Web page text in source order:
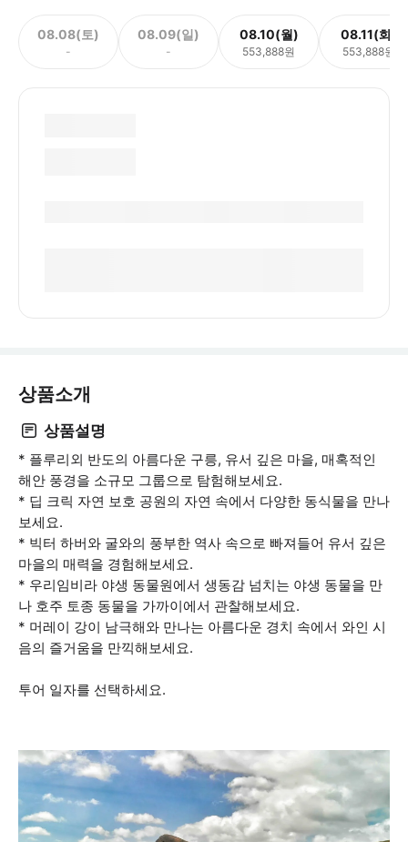
08.08(토)
-
08.09(일)
-
08.10(월)
553,888원
08.11(화)
553,888원
상품소개
상품설명
* 플루리외 반도의 아름다운 구릉, 유서 깊은 마을, 매혹적인
해안 풍경을 소규모 그룹으로 탐험해보세요.
* 딥 크릭 자연 보호 공원의 자연 속에서 다양한 동식물을 만나
보세요.
* 빅터 하버와 굴와의 풍부한 역사 속으로 빠져들어 유서 깊은
마을의 매력을 경험해보세요.
* 우리임비라 야생 동물원에서 생동감 넘치는 야생 동물을 만
나 호주 토종 동물을 가까이에서 관찰해보세요.
* 머레이 강이 남극해와 만나는 아름다운 경치 속에서 와인 시
음의 즐거움을 만끽해보세요.
투어 일자를 선택하세요.